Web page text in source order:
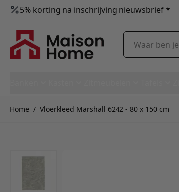
5% korting na inschrijving nieuwsbrief *
Waar ben je
Home / Vloerkleed Marshall 6242 - 80 x 150 cm
Vloerkleed Marshall